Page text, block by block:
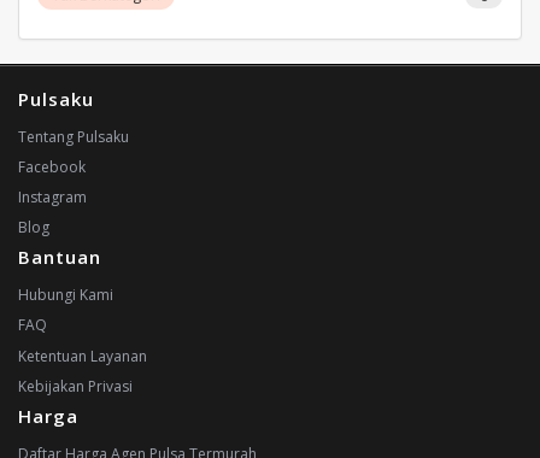
Pulsaku
Tentang Pulsaku
Facebook
Instagram
Blog
Bantuan
Hubungi Kami
FAQ
Ketentuan Layanan
Kebijakan Privasi
Harga
Daftar Harga Agen Pulsa Termurah